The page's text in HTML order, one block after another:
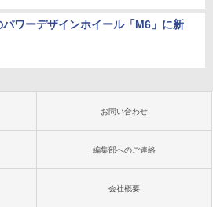
パワーデザインホイール「M6」に新
お問い合わせ
編集部へのご連絡
会社概要